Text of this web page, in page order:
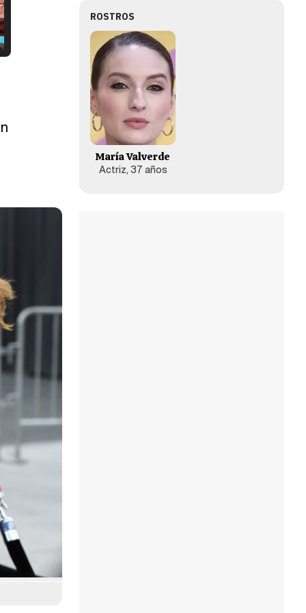
ROSTROS
María Valverde
Actriz, 37 años